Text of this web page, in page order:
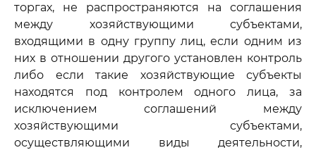
торгах, не распространяются на соглашения
между хозяйствующими субъектами,
входящими в одну группу лиц, если одним из
них в отношении другого установлен контроль
либо если такие хозяйствующие субъекты
находятся под контролем одного лица, за
исключением соглашений между
хозяйствующими субъектами,
осуществляющими виды деятельности,